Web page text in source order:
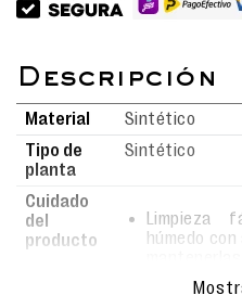
Material
Sintético
Tipo de
planta
Sintético
Cuidado
del
producto
Limpieza
húmedo
Realiza la
delicados